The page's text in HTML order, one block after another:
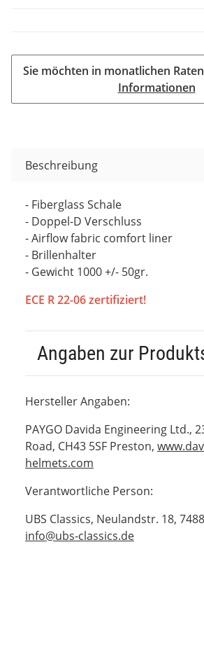
Sie möchten in monatlichen
Informationen
Beschreibung
- Fiberglass Schale
- Doppel-D Verschluss
- Airflow fabric comfort liner
- Brillenhalter
- Gewicht 1000 +/- 50gr.
ECE R 22-06 zertifiziert!
Angaben zur
Hersteller Angaben:
PAYGO Davida Engineering Ltd.,
Road, CH43 5SF Preston,
helmets.com
Verantwortliche Person:
UBS Classics, Neulandstr. 18,
info@ubs-classics.de